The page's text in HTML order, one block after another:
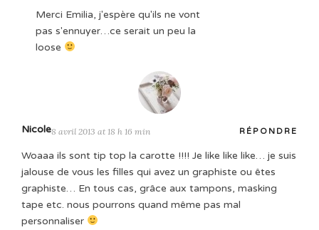
Merci Emilia, j'espère qu'ils ne vont
pas s'ennuyer…ce serait un peu la
loose
Nicole8 avril 2013 at 18 h 16 min RÉPONDRE
Woaaa ils sont tip top la carotte !!!! Je like like like… je suis
jalouse de vous les filles qui avez un graphiste ou êtes
graphiste… En tous cas, grâce aux tampons, masking
tape etc. nous pourrons quand même pas mal
personnaliser